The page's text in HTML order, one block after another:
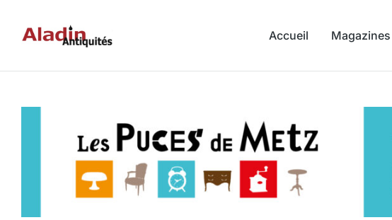
Accueil Magazines